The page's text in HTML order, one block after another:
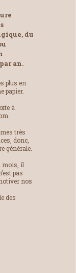
du
an.
plus en
papier.
à
très
donc,
générale.
mois, il
pas
nos
des